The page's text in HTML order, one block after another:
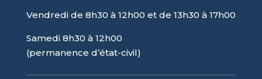
Vendredi de 8h30 à 12h00 et de 13h30 à 17h00
Samedi 8h30 à 12h00
(permanence d’état-civil)